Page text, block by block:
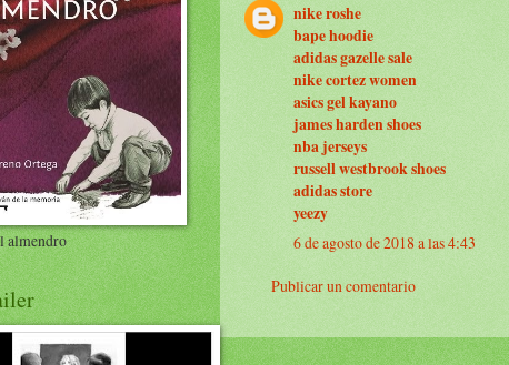
nike roshe
bape hoodie
adidas gazelle sale
nike cortez women
asics gel kayano
james harden shoes
nba jerseys
russell westbrook shoes
adidas store
yeezy
6 de agosto de 2018 a las 4:43
Publicar un comentario
almendro